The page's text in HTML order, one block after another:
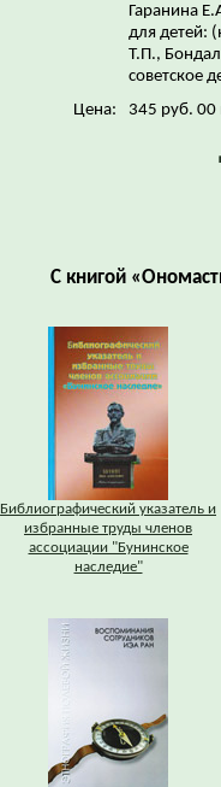
Гаранина
для детей:
Т.П.,
советское
Цена:
345 руб. 00
С книгой
Библиографический указатель и
избранные труды членов
ассоциации "Бунинское
наследие"